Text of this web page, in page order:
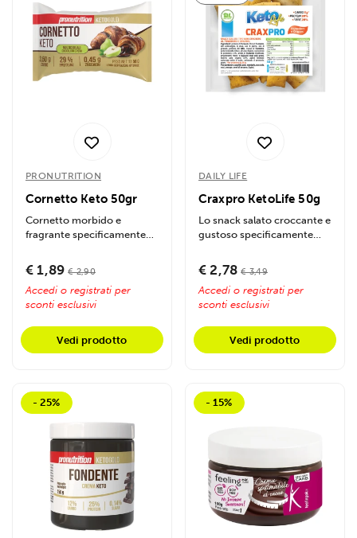
PRONUTRITION
Cornetto Keto 50gr
Cornetto morbido e
fragrante specificamente
chetogenica. Unisce...
€ 1,89 € 2,90
Accedi o registrati per
sconti esclusivi
Vedi prodotto
DAILY LIFE
Craxpro KetoLife 50g
Lo snack salato croccante e
gustoso specificamente
dieta...
€ 2,78 € 3,49
Accedi o registrati per
sconti esclusivi
Vedi prodotto
- 25% - 15%